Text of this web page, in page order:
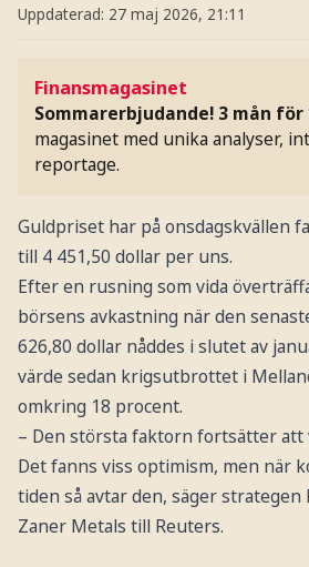
Uppdaterad: 27 maj 2026, 21:11
Finansmagasinet
Sommarerbjudande! 3 mån för
magasinet med unika analyser,
reportage.
Guldpriset har på onsdagskvällen
till 4 451,50 dollar per uns.
Efter en rusning som vida
börsens avkastning när den
626,80 dollar nåddes i slutet av
värde sedan krigsutbrottet i
omkring 18 procent.
– Den största faktorn fortsätter att
Det fanns viss optimism, men när
tiden så avtar den, säger strategen
Zaner Metals till Reuters.